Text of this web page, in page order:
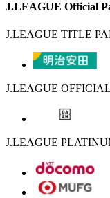
J.LEAGUE Official
J.LEAGUE TITLE
J.LEAGUE
J.LEAGUE